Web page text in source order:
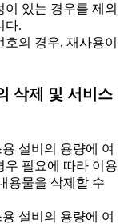
있는 경우를 제외
다.
의 경우, 재사용이
삭제 및 서비스
설비의 용량에 여
우 필요에 따라 이용
용물을 삭제할 수
설비의 용량에 여